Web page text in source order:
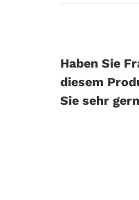
Haben Sie
diesem
Sie sehr